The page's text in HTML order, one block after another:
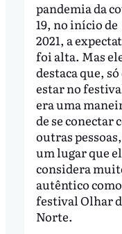
pandemia da
19, no início de
2021, a
foi alta. Mas
destaca que, só
estar no
era uma
de se conectar
outras
um lugar que
considera
autêntico
festival Olhar
Norte.